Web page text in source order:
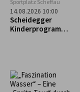
Sportplatz Scheffau
14.08.2026 10:00
Scheidegger
Kinderprogramm: